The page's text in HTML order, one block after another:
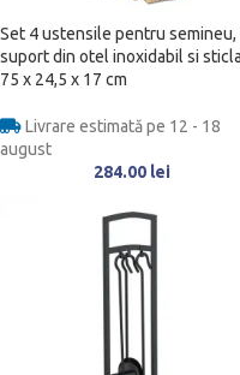
Set 4 ustensile pentru semineu,
suport din otel inoxidabil si
75 x 24,5 x 17 cm
Livrare estimată pe 12 - 18
august
284.00 lei